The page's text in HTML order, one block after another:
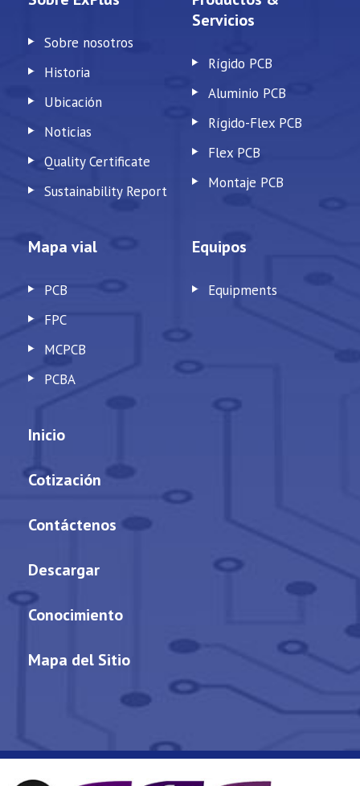
Sobre nosotros
Historia
Ubicación
Noticias
Quality Certificate
Sustainability Report
Servicios
Rígido PCB
Aluminio PCB
Rígido-Flex PCB
Flex PCB
Montaje PCB
Mapa vial
PCB
FPC
MCPCB
PCBA
Equipos
Equipments
Inicio
Cotización
Contáctenos
Descargar
Conocimiento
Mapa del Sitio